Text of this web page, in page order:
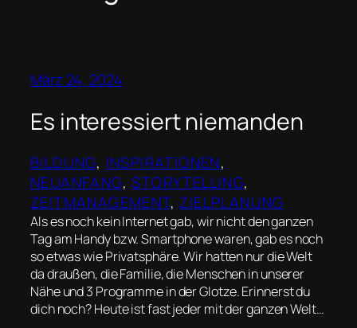
März 24, 2024
Es interessiert niemanden
BILDUNG, INSPIRATIONEN
NEUANFANG, STORYTELLING
ZEITMANAGEMENT, ZIELPLANUNG
Als es noch kein Internet gab, wir nicht den ganzen
Tag am Handy bzw. Smartphone waren, gab es noch
so etwas wie Privatsphäre. Wir hatten nur die Welt
da draußen, die Familie, die Menschen in unserer
Nähe und 3 Programme in der Glotze. Erinnerst du
dich noch? Heute ist fast jeder mit der ganzen Welt…